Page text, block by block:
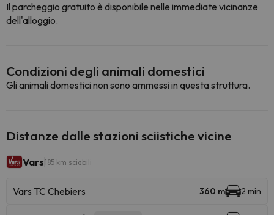
Il parcheggio gratuito è disponibile nelle immediate vicinanze
dell'alloggio.
Condizioni degli animali domestici
Gli animali domestici non sono ammessi in questa struttura.
Distanze dalle stazioni sciistiche vicine
Vars185 km sciabili
Vars TC Chebiers 360 m 2 min